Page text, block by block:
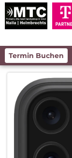
Termin Buchen